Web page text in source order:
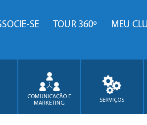
SE TOUR 360º MEU
COMUNICAÇÃO E
MARKETING
SERVIÇOS